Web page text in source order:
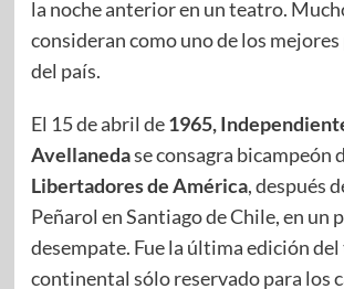
la noche anterior en un teatro.
consideran como uno de los
del país.
El 15 de abril de1965,
Avellanedase consagra bicampeón
Libertadores de América, después
Peñarol en Santiago de Chile, en un
desempate. Fue la última edición
continental sólo reservado para los